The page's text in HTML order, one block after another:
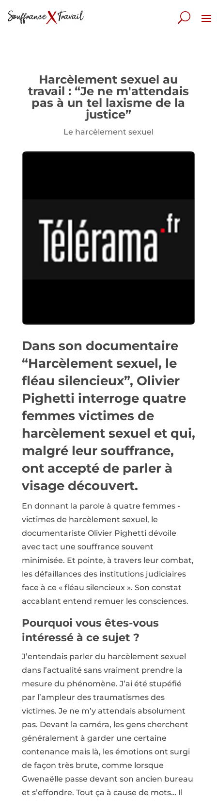
Harcèlement sexuel au
travail : “Je ne m'attendais
pas à un tel laxisme de la
justice”
Le harcèlement sexuel
Dans son documentaire
“Harcèlement sexuel, le
fléau silencieux”, Olivier
Pighetti interroge quatre
femmes victimes de
harcèlement sexuel et qui,
malgré leur souffrance,
ont accepté de parler à
visage découvert.
En donnant la parole à quatre femmes ­
victimes de harcèlement sexuel, le
documentariste Olivier Pighetti dévoile
avec tact une souffrance souvent
minimisée. Et pointe, à travers leur combat,
les défaillances des institutions judiciaires
face à ce « fléau silencieux ». Son constat
accablant entend remuer les consciences.
Pourquoi vous êtes-vous
intéressé à ce sujet ?
J’entendais parler du harcèlement sexuel
dans l’actualité sans vraiment prendre la
mesure du phénomène. J’ai été stupéfié
par l’ampleur des traumatismes des
victimes. Je ne m’y attendais absolument
pas. Devant la caméra, les gens cherchent
généralement à garder une certaine
contenance mais là, les émotions ont surgi
de façon très brute, comme lorsque
Gwenaëlle passe devant son ancien bureau
et s’effondre. Tout ça à cause de mots… Il